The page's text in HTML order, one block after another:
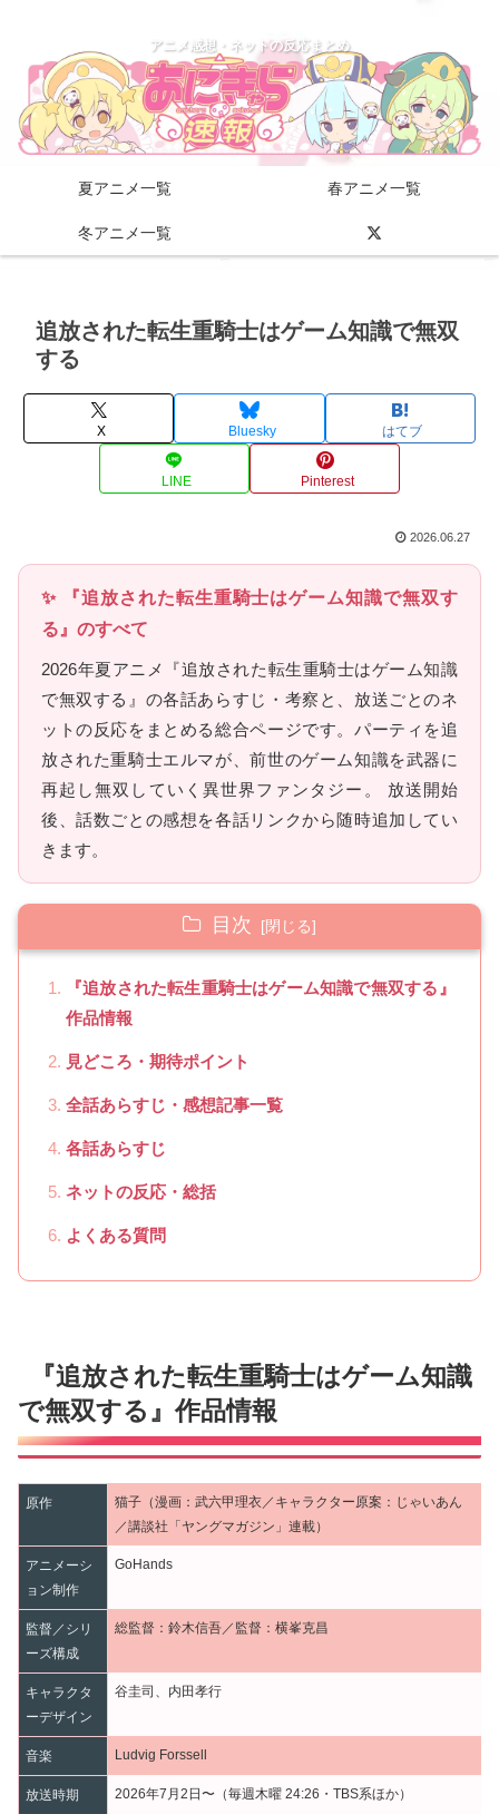
アニメ感想・ネットの反応まとめ
夏アニメ一覧 春アニメ一覧
冬アニメ一覧
追放された転生重騎士はゲーム知識で無双
する
X Bluesky はてブ
LINE Pinterest
2026.06.27
✨ 『追放された転生重騎士はゲーム知識で無双す
る』のすべて
2026年夏アニメ『追放された転生重騎士はゲーム知識
で無双する』の各話あらすじ・考察と、放送ごとのネ
ットの反応をまとめる総合ページです。パーティを追
放された重騎士エルマが、前世のゲーム知識を武器に
再起し無双していく異世界ファンタジー。 放送開始
後、話数ごとの感想を各話リンクから随時追加してい
きます。
目次
『追放された転生重騎士はゲーム知識で無双する』
作品情報
見どころ・期待ポイント
全話あらすじ・感想記事一覧
各話あらすじ
ネットの反応・総括
よくある質問
『追放された転生重騎士はゲーム知識
で無双する』作品情報
原作
猫子（漫画：武六甲理衣／キャラクター原案：じゃいあん
／講談社「ヤングマガジン」連載）
アニメーシ
ョン制作
GoHands
監督／シリ
ーズ構成
総監督：鈴木信吾／監督：横峯克昌
キャラクタ
ーデザイン
谷圭司、内田孝行
音楽 Ludvig Forssell
放送時期 2026年7月2日〜（毎週木曜 24:26・TBS系ほか）